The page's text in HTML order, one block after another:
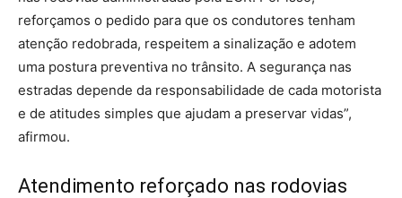
reforçamos o pedido para que os condutores tenham
atenção redobrada, respeitem a sinalização e adotem
uma postura preventiva no trânsito. A segurança nas
estradas depende da responsabilidade de cada motorista
e de atitudes simples que ajudam a preservar vidas”,
afirmou.
Atendimento reforçado nas rodovias